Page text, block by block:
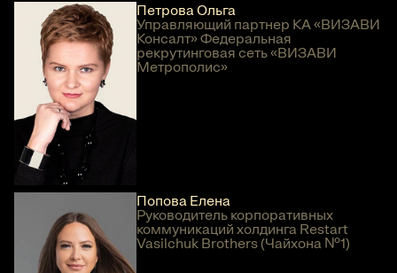
Петрова Ольга
Управляющий партнер КА «ВИЗАВИ
Консалт» Федеральная
рекрутинговая сеть «ВИЗАВИ
Метрополис»
Попова Елена
Руководитель корпоративных
коммуникаций холдинга Restart
Vasilchuk Brothers (Чайхона №1)